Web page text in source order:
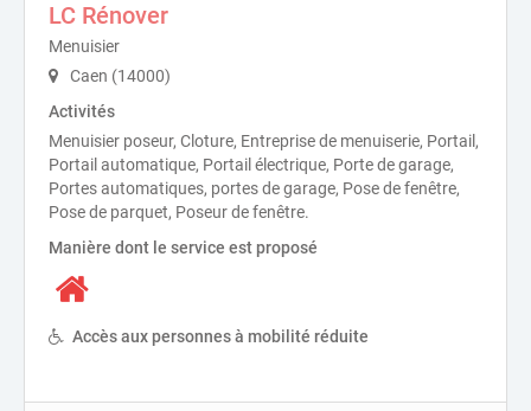
LC Rénover
Menuisier
Caen (14000)
Activités
Menuisier poseur, Cloture, Entreprise de menuiserie, Portail,
Portail automatique, Portail électrique, Porte de garage,
Portes automatiques, portes de garage, Pose de fenêtre,
Pose de parquet, Poseur de fenêtre.
Manière dont le service est proposé
Accès aux personnes à mobilité réduite